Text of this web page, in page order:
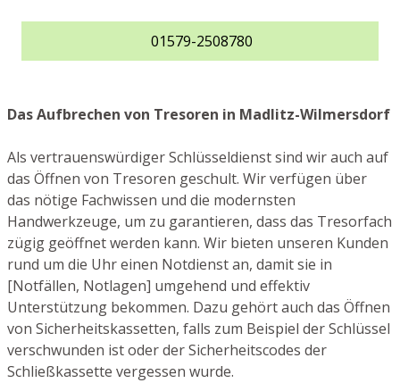
01579-2508780
Das Aufbrechen von Tresoren in Madlitz-Wilmersdorf
Als vertrauenswürdiger Schlüsseldienst sind wir auch auf
das Öffnen von Tresoren geschult. Wir verfügen über
das nötige Fachwissen und die modernsten
Handwerkzeuge, um zu garantieren, dass das Tresorfach
zügig geöffnet werden kann. Wir bieten unseren Kunden
rund um die Uhr einen Notdienst an, damit sie in
[Notfällen, Notlagen] umgehend und effektiv
Unterstützung bekommen. Dazu gehört auch das Öffnen
von Sicherheitskassetten, falls zum Beispiel der Schlüssel
verschwunden ist oder der Sicherheitscodes der
Schließkassette vergessen wurde.